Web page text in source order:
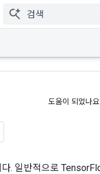
도움이 되었나
. 일반적으로